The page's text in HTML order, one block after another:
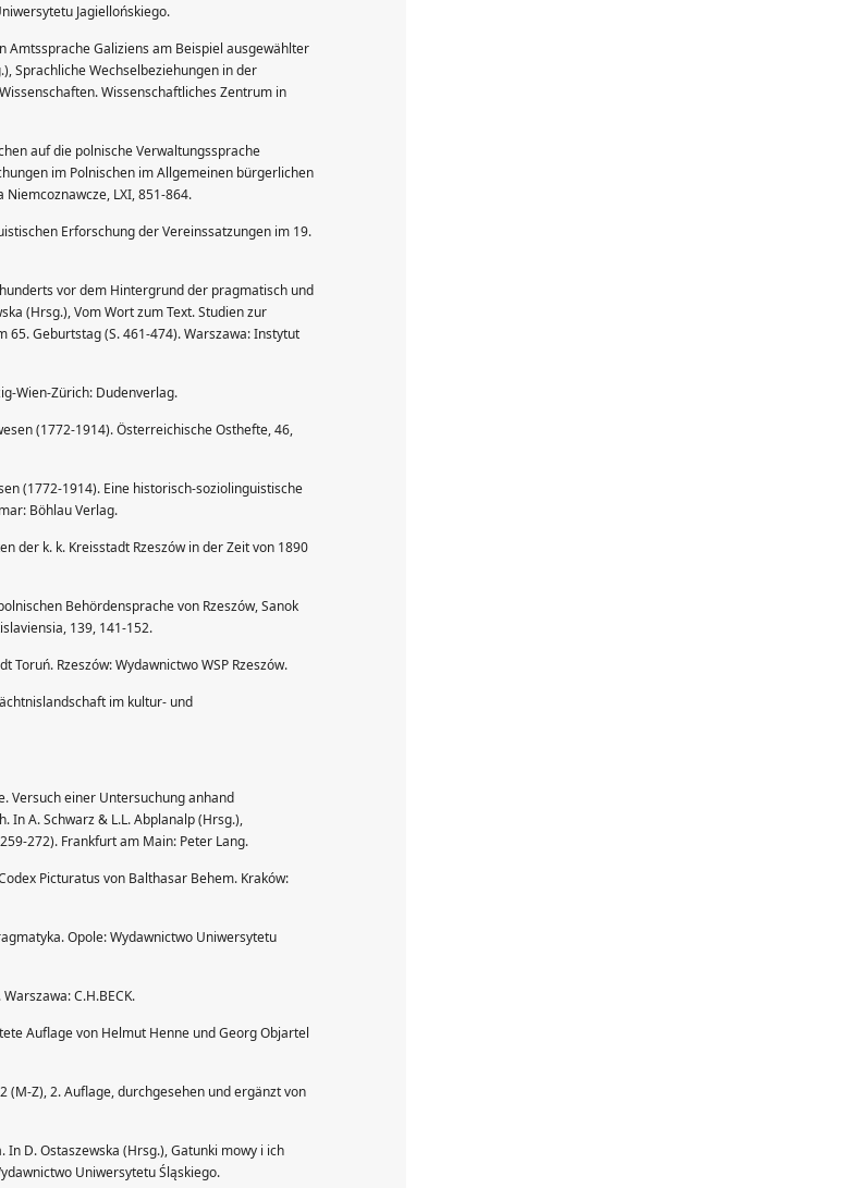
Jagiellońskiego.
Amtssprache Galiziens am Beispiel ausgewählter
Sprachliche Wechselbeziehungen in der
Wissenschaftliches Zentrum in
auf die polnische Verwaltungssprache
im Polnischen im Allgemeinen bürgerlichen
Niemcoznawcze, LXI, 851-864.
Erforschung der Vereinssatzungen im 19.
vor dem Hintergrund der pragmatisch und
(Hrsg.), Vom Wort zum Text. Studien zur
65. Geburtstag (S. 461-474). Warszawa: Instytut
Wien-Zürich: Dudenverlag.
(1772-1914). Österreichische Osthefte, 46,
(1772-1914). Eine historisch-soziolinguistische
Böhlau Verlag.
der k. k. Kreisstadt Rzeszów in der Zeit von 1890
Behördensprache von Rzeszów, Sanok
139, 141-152.
Toruń. Rzeszów: Wydawnictwo WSP Rzeszów.
im kultur- und
Versuch einer Untersuchung anhand
In A. Schwarz & L.L. Abplanalp (Hrsg.),
272). Frankfurt am Main: Peter Lang.
Picturatus von Balthasar Behem. Kraków:
Opole: Wydawnictwo Uniwersytetu
C.H.BECK.
Auflage von Helmut Henne und Georg Objartel
(M-Z), 2. Auflage, durchgesehen und ergänzt von
D. Ostaszewska (Hrsg.), Gatunki mowy i ich
Uniwersytetu Śląskiego.